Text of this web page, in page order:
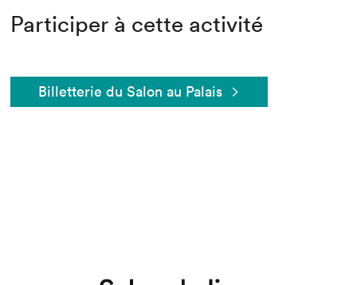
Participer à cette activité
Billetterie du Salon au Palais